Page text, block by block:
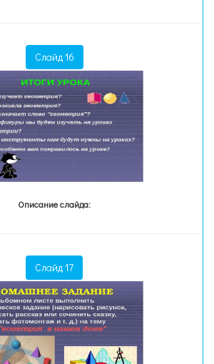
Слайд 16
Описание слайда:
Слайд 17